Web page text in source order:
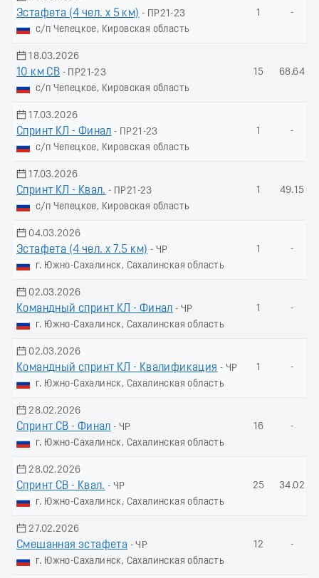
Эстафета (4 чел. х 5 км) - ПР21-23
с/п Чепецкое, Кировская область
1 -
18.03.2026
10 км СВ - ПР21-23
с/п Чепецкое, Кировская область
15 68.64
17.03.2026
Спринт КЛ - Финал - ПР21-23
с/п Чепецкое, Кировская область
1 -
17.03.2026
Спринт КЛ - Квал. - ПР21-23
с/п Чепецкое, Кировская область
1 49.15
04.03.2026
Эстафета (4 чел. х 7.5 км) - ЧР
г. Южно-Сахалинск, Сахалинская область
1 -
02.03.2026
Командный спринт КЛ - Финал - ЧР
г. Южно-Сахалинск, Сахалинская область
1 -
02.03.2026
Командный спринт КЛ - Квалификация - ЧР
г. Южно-Сахалинск, Сахалинская область
1 -
28.02.2026
Спринт СВ - Финал - ЧР
г. Южно-Сахалинск, Сахалинская область
16 -
28.02.2026
Спринт СВ - Квал. - ЧР
г. Южно-Сахалинск, Сахалинская область
25 34.02
27.02.2026
Смешанная эстафета - ЧР
г. Южно-Сахалинск, Сахалинская область
12 -